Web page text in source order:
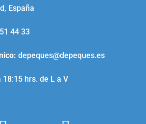
España
44 33
: depeques@depeques.es
18:15 hrs. de L a V